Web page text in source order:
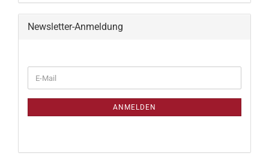
Newsletter-Anmeldung
ZUR
E-
Mail
ANMELDEN